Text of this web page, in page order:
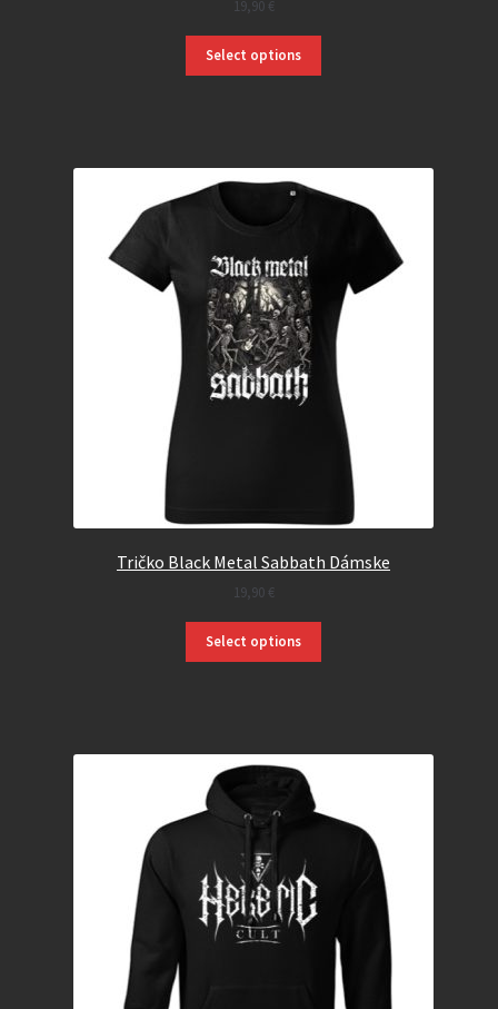
19,90 €
Select options
Tričko Black Metal Sabbath Dámske
19,90 €
Select options